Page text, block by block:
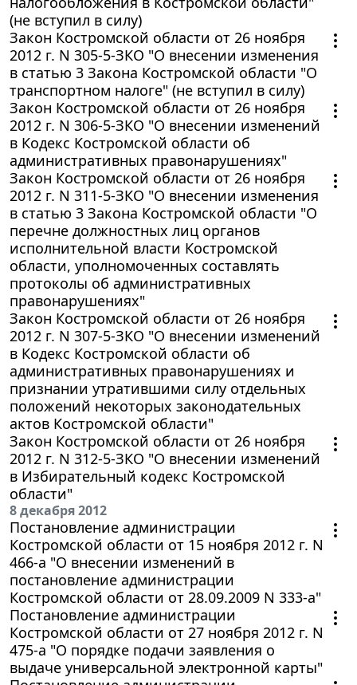
(не вступил в силу)
Закон Костромской области от 26 ноября
2012 г. N 305-5-ЗКО "О внесении изменения
в статью 3 Закона Костромской области "О
транспортном налоге" (не вступил в силу)
Закон Костромской области от 26 ноября
2012 г. N 306-5-ЗКО "О внесении изменений
в Кодекс Костромской области об
административных правонарушениях"
Закон Костромской области от 26 ноября
2012 г. N 311-5-ЗКО "О внесении изменения
в статью 3 Закона Костромской области "О
перечне должностных лиц органов
исполнительной власти Костромской
области, уполномоченных составлять
протоколы об административных
правонарушениях"
Закон Костромской области от 26 ноября
2012 г. N 307-5-ЗКО "О внесении изменений
в Кодекс Костромской области об
административных правонарушениях и
признании утратившими силу отдельных
положений некоторых законодательных
актов Костромской области"
Закон Костромской области от 26 ноября
2012 г. N 312-5-ЗКО "О внесении изменений
в Избирательный кодекс Костромской
области"
8 декабря 2012
Постановление администрации
Костромской области от 15 ноября 2012 г. N
466-а "О внесении изменений в
постановление администрации
Костромской области от 28.09.2009 N 333-а"
Постановление администрации
Костромской области от 27 ноября 2012 г. N
475-а "О порядке подачи заявления о
выдаче универсальной электронной карты"